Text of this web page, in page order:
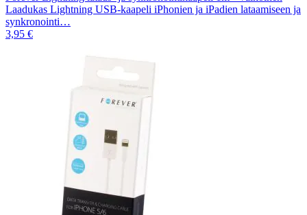
Laadukas Lightning USB-kaapeli iPhonien ja iPadien lataamiseen ja
synkronointi…
3,95 €